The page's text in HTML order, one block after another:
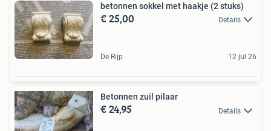
betonnen sokkel met haakje (2 stuks)
€ 25,00 Details
De Rijp 12 jul 26
Betonnen zuil pilaar
€ 24,95 Details